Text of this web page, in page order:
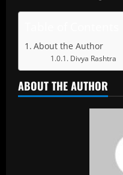
About the Author
Divya Rashtra
ABOUT THE AUTHOR